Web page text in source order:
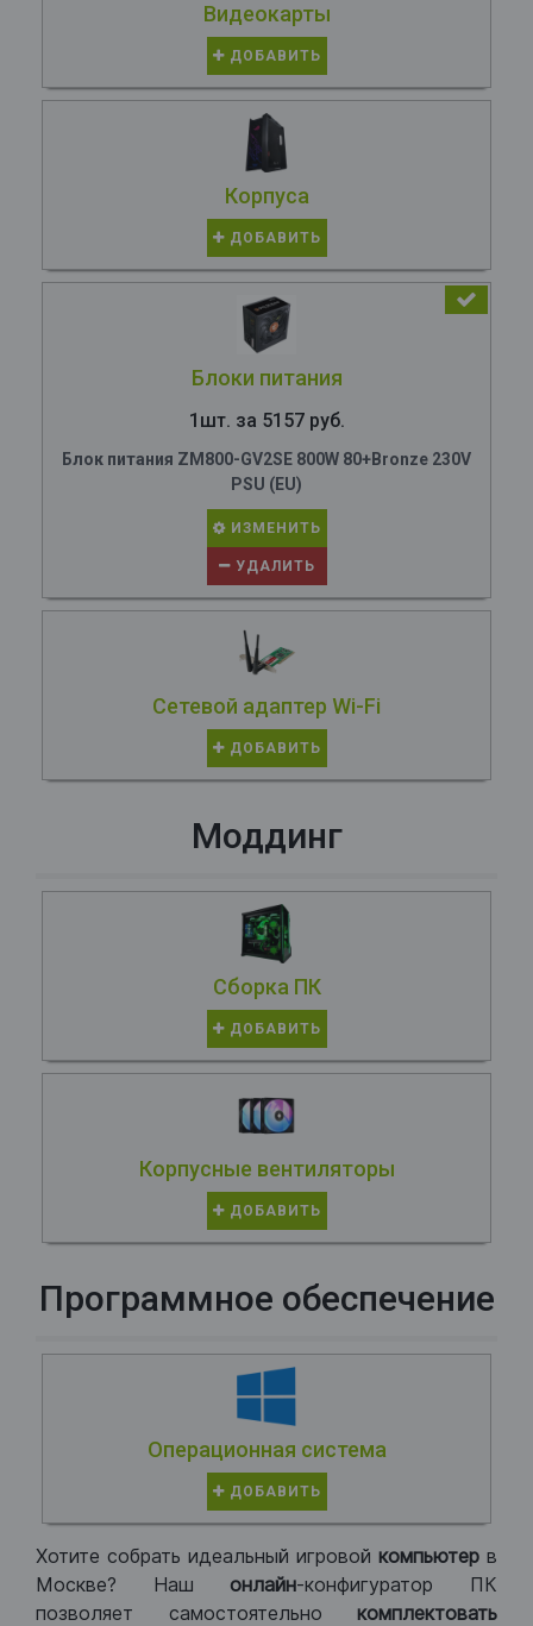
Видеокарты
ДОБАВИТЬ
Корпуса
ДОБАВИТЬ
Блоки питания
1шт. за 5157 руб.
Блок питания ZM800-GV2SE 800W 80+Bronze 230V
PSU (EU)
ИЗМЕНИТЬ
УДАЛИТЬ
Сетевой адаптер Wi-Fi
ДОБАВИТЬ
Моддинг
Сборка ПК
ДОБАВИТЬ
Корпусные вентиляторы
ДОБАВИТЬ
Программное обеспечение
Операционная система
ДОБАВИТЬ
Хотите собрать идеальный игровой компьютер в
Москве? Нашонлайн-конфигуратор ПК
позволяет самостоятельно комплектовать